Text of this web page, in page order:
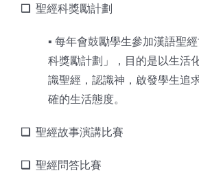
❑ 聖經科獎勵計劃
▪︎ 每年會鼓勵學生參加漢語聖
科獎勵計劃」，目的是以生活
識聖經，認識神，啟發學生追
確的生活態度。
❑ 聖經故事演講比賽
❑ 聖經問答比賽